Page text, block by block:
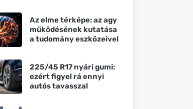
Az elme térképe: az agy
működésének kutatása
a tudomány eszközeivel
225/45 R17 nyári gumi:
ezért figyel rá ennyi
autós tavasszal